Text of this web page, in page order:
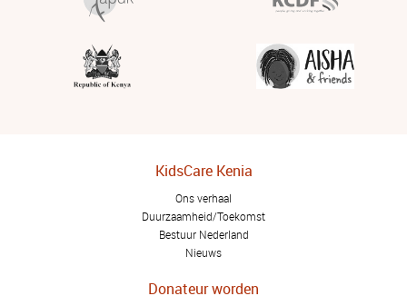
KidsCare Kenia
Ons verhaal
Duurzaamheid/Toekomst
Bestuur Nederland
Nieuws
Donateur worden